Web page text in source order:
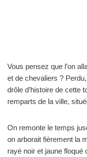
Vous pensez que l’on
et de chevaliers ?
drôle d’histoire de cette
remparts de la ville,
On remonte le temps
on arborait fièrement la
rayé noir et jaune floqué